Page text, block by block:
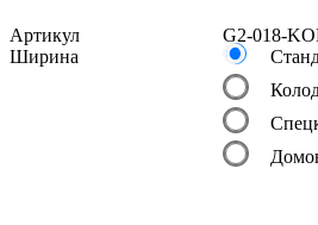
Артикул
G2-018-
Ширина